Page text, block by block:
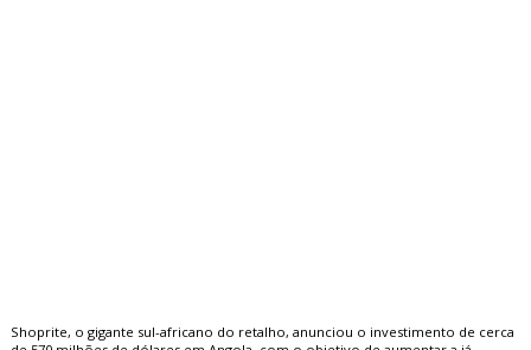
Shoprite, o gigante sul-africano do retalho, anunciou o investimento de cerca